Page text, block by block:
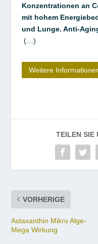
Konzentrationen an
mit hohem
und Lunge. Anti-
(…)
Weitere
TEILEN SIE
VORHERIGE
Astaxanthin Mikro Alge-
Mega Wirkung